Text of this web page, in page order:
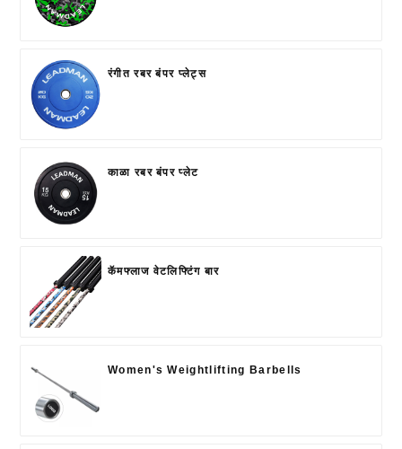
रंगीत रबर बंपर प्लेट्स
काळा रबर बंपर प्लेट
कॅमफ्लाज वेटलिफ्टिंग बार
Women's Weightlifting Barbells